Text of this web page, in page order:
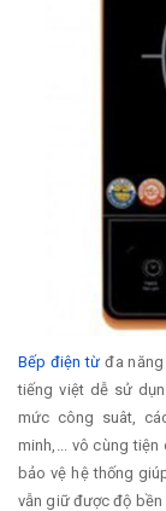
Bếp điện từ đa
tiếng việt dễ sử
mức công suât,
minh,... vô cùng
bảo vệ hệ thống
vẫn giữ được độ bền